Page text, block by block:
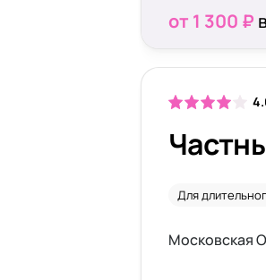
от 1 300 ₽
Для
Московская